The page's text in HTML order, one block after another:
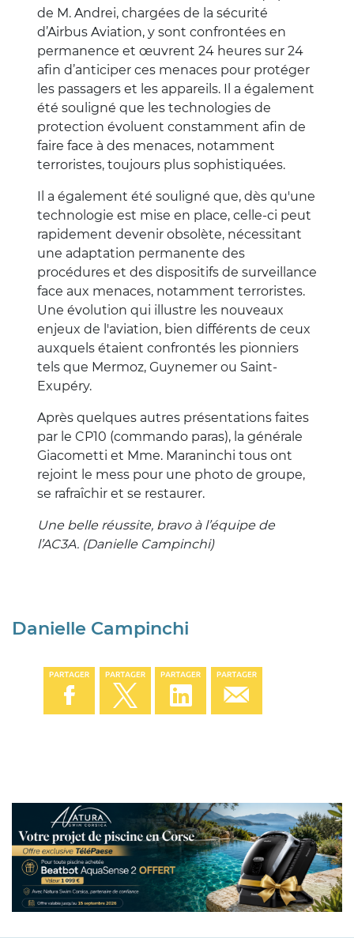
de M. Andrei, chargées de la sécurité
d’Airbus Aviation, y sont confrontées en
permanence et œuvrent 24 heures sur 24
afin d’anticiper ces menaces pour protéger
les passagers et les appareils. Il a également
été souligné que les technologies de
protection évoluent constamment afin de
faire face à des menaces, notamment
terroristes, toujours plus sophistiquées.
Il a également été souligné que, dès qu'une
technologie est mise en place, celle-ci peut
rapidement devenir obsolète, nécessitant
une adaptation permanente des
procédures et des dispositifs de surveillance
face aux menaces, notamment terroristes.
Une évolution qui illustre les nouveaux
enjeux de l'aviation, bien différents de ceux
auxquels étaient confrontés les pionniers
tels que Mermoz, Guynemer ou Saint-
Exupéry.
Après quelques autres présentations faites
par le CP10 (commando paras), la générale
Giacometti et Mme. Maraninchi tous ont
rejoint le mess pour une photo de groupe,
se rafraîchir et se restaurer.
Une belle réussite, bravo à l’équipe de
l’AC3A. (Danielle Campinchi)
Danielle Campinchi